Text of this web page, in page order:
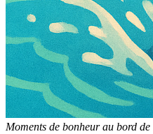
Moments de bonheur au bord